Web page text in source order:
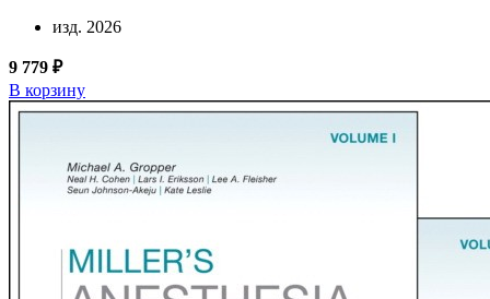
изд. 2026
9 779 ₽
В корзину